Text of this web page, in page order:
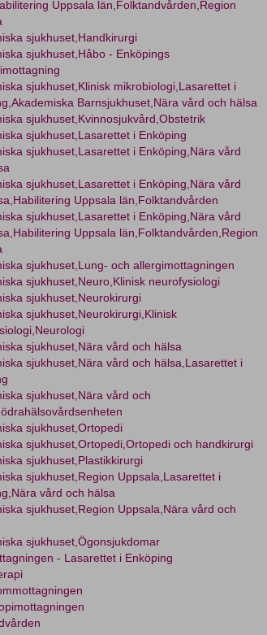
Uppsala län,Folktandvården,Region
sjukhuset,Handkirurgi
sjukhuset,Håbo - Enköpings
sjukhuset,Klinisk mikrobiologi,Lasarettet i
Barnsjukhuset,Nära vård och hälsa
sjukhuset,Kvinnosjukvård,Obstetrik
sjukhuset,Lasarettet i Enköping
sjukhuset,Lasarettet i Enköping,Nära vård
sjukhuset,Lasarettet i Enköping,Nära vård
Uppsala län,Folktandvården
sjukhuset,Lasarettet i Enköping,Nära vård
Uppsala län,Folktandvården,Region
sjukhuset,Lung- och allergimottagningen
sjukhuset,Neuro,Klinisk neurofysiologi
sjukhuset,Neurokirurgi
sjukhuset,Neurokirurgi,Klinisk
sjukhuset,Nära vård och hälsa
sjukhuset,Nära vård och hälsa,Lasarettet i
sjukhuset,Nära vård och
sjukhuset,Ortopedi
sjukhuset,Ortopedi,Ortopedi och handkirurgi
sjukhuset,Plastikkirurgi
sjukhuset,Region Uppsala,Lasarettet i
vård och hälsa
sjukhuset,Region Uppsala,Nära vård och
sjukhuset,Ögonsjukdomar
- Lasarettet i Enköping